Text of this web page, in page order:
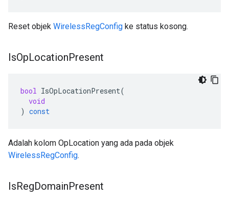
Reset objek WirelessRegConfig ke status kosong.
IsOpLocationPresent
bool IsOpLocationPresent(
void
) const
Adalah kolom OpLocation yang ada pada objek
WirelessRegConfig.
IsRegDomainPresent